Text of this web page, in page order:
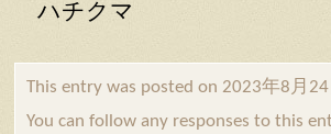
ハチクマ
This entry was posted on 2023年8月
You can follow any responses to this